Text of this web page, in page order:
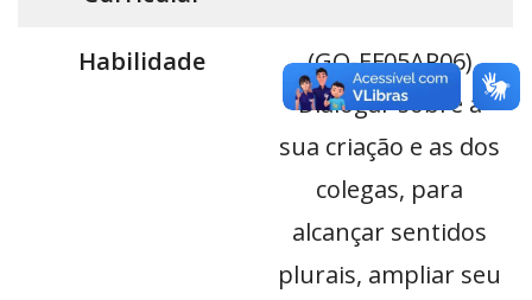
Habilidade
(GO-EF05AR06)
Dialogar sobre a
sua criação e as dos
colegas, para
alcançar sentidos
plurais, ampliar seu